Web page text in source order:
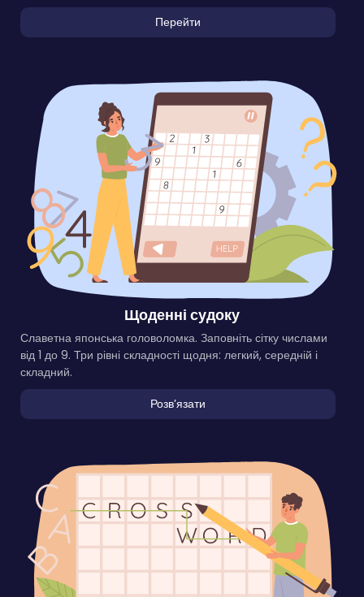
Перейти
Щоденні судоку
Славетна японська головоломка. Заповніть сітку числами
від 1 до 9. Три рівні складності щодня: легкий, середній і
складний.
Розвʼязати